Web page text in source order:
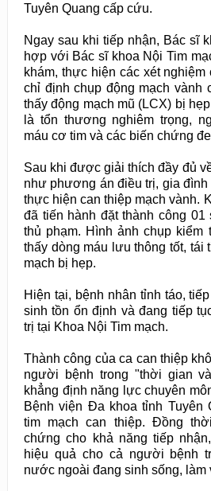
Tuyên Quang cấp cứu.
Ngay sau khi tiếp nhận, Bác sĩ
hợp với Bác sĩ khoa Nội Tim
khám, thực hiện các xét nghiệm
chỉ định chụp động mạch vành
thấy động mạch mũ (LCX) bị
là tổn thương nghiêm trọng,
máu cơ tim và các biến chứng
Sau khi được giải thích đầy đủ
như phương án điều trị, gia
thực hiện can thiệp mạch vành.
đã tiến hành đặt thành công 01
thủ phạm. Hình ảnh chụp kiểm
thấy dòng máu lưu thông tốt, tái
mạch bị hẹp.
Hiện tại, bệnh nhân tỉnh táo,
sinh tồn ổn định và đang tiếp
trị tại Khoa Nội Tim mạch.
Thành công của ca can thiệp
người bệnh trong "thời gian
khẳng định năng lực chuyên
Bệnh viện Đa khoa tỉnh Tuyên
tim mạch can thiệp. Đồng
chứng cho khả năng tiếp
hiệu quả cho cả người bệnh
nước ngoài đang sinh sống, làm